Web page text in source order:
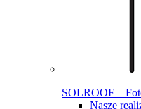
SOLROOF –
Nasze